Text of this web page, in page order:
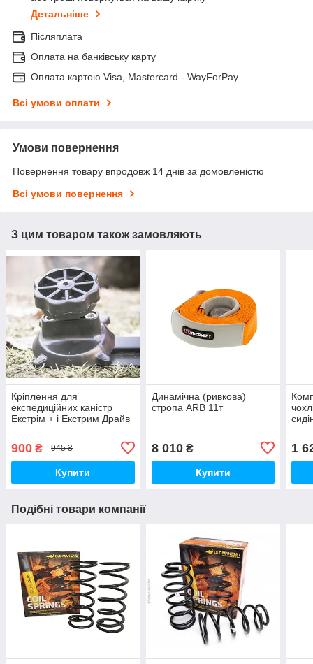
Детальніше
Післяплата
Оплата на банківську карту
Оплата картою Visa, Mastercard - WayForPay
Всі умови оплати
Умови повернення
Повернення товару впродовж 14 днів за домовленістю
Всі умови повернення
З цим товаром також замовляють
Кріплення для
експедиційних каністр
Екстрім + і Екстрим Драйв
900 ₴ 945 ₴
Купити
Динамічна (ривкова)
стропа ARB 11т
8 010₴
Купити
1
Подібні товари компанії